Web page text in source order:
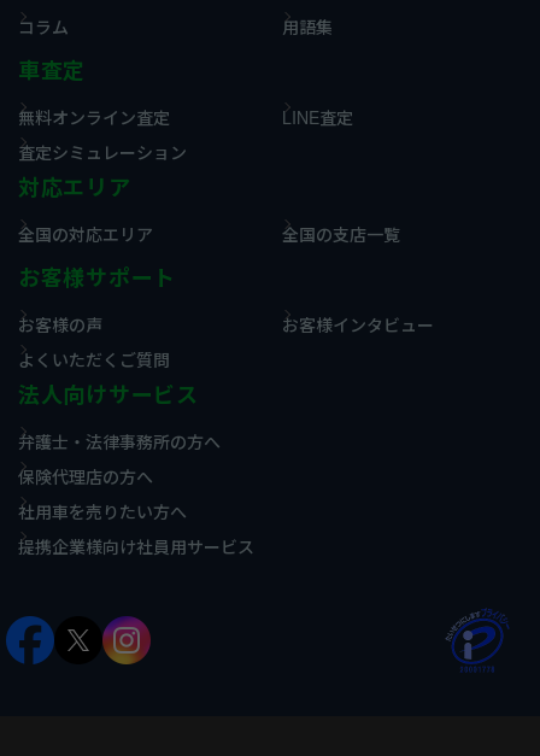
コラム 用語集
車査定
無料オンライン査定
LINE査定
査定シミュレーション
対応エリア
全国の対応エリア 全国の支店一覧
お客様サポート
お客様の声
お客様インタビュー
よくいただくご質問
法人向けサービス
弁護士・法律事務所の方へ
保険代理店の方へ
社用車を売りたい方へ
提携企業様向け社員用サービス